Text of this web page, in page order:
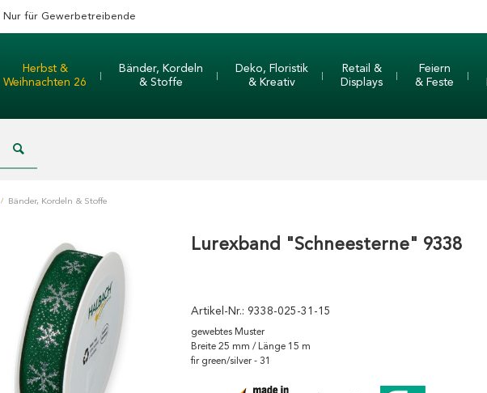
Nur für Gewerbetreibende
Herbst &
Weihnachten 26
Bänder, Kordeln
& Stoffe
Deko, Floristik
& Kreativ
Retail &
Displays
Feiern
& Feste
/ Bänder, Kordeln & Stoffe
Lurexband "Schneesterne" 9338
Artikel-Nr.: 9338-025-31-15
gewebtes Muster
Breite 25 mm / Länge 15 m
fir green/silver - 31